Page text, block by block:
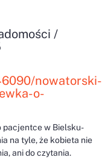
/
nowatorski-
o-
pacjentce w Bielsku-
na tyle, że kobieta nie
ani do czytania.